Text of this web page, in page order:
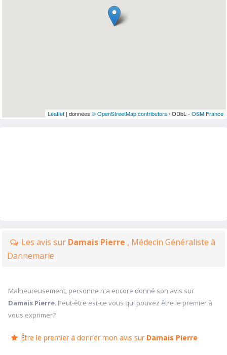
Leaflet| données © OpenStreetMap contributors / ODbL - OSM France
Les avis sur Damais Pierre , Médecin Généraliste à
Dannemarie
Malheureusement, personne n'a encore donné son avis sur
Damais Pierre. Peut-être est-ce vous qui pouvez être le premier à
vous exprimer?
Être le premier à donner mon avis sur Damais Pierre